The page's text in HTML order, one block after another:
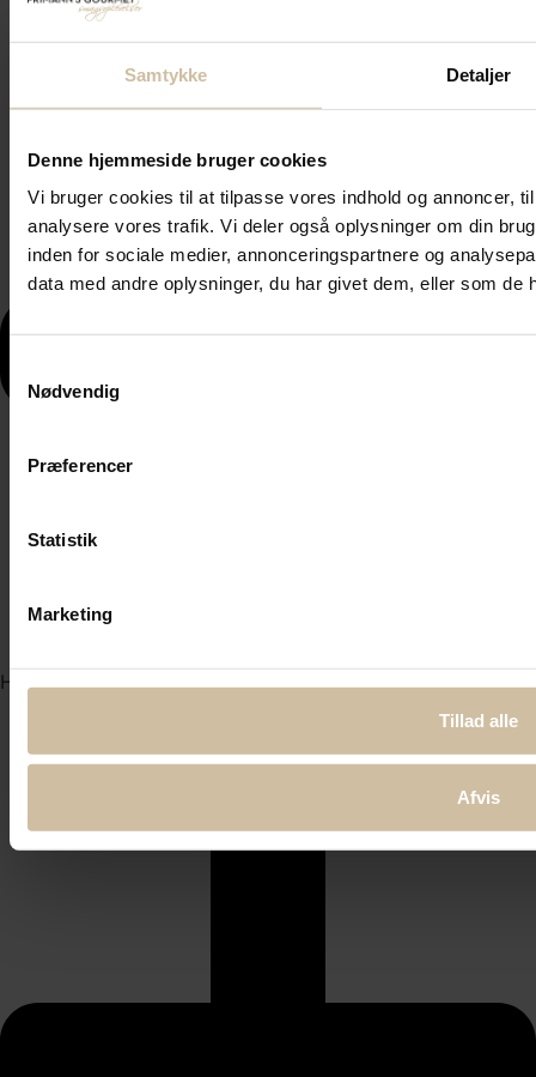
Samtykke Detaljer
Denne hjemmeside bruger cookies
Vi bruger cookies til at tilpasse vores indhold og annoncer,
analysere vores trafik. Vi deler også oplysninger om din
inden for sociale medier, annonceringspartnere og
data med andre oplysninger, du har givet dem, eller som de
Nødvendig
Præferencer
Statistik
Marketing
Tillad alle
Afvis
Hvornår kan jeg senest ændre i min ordre?